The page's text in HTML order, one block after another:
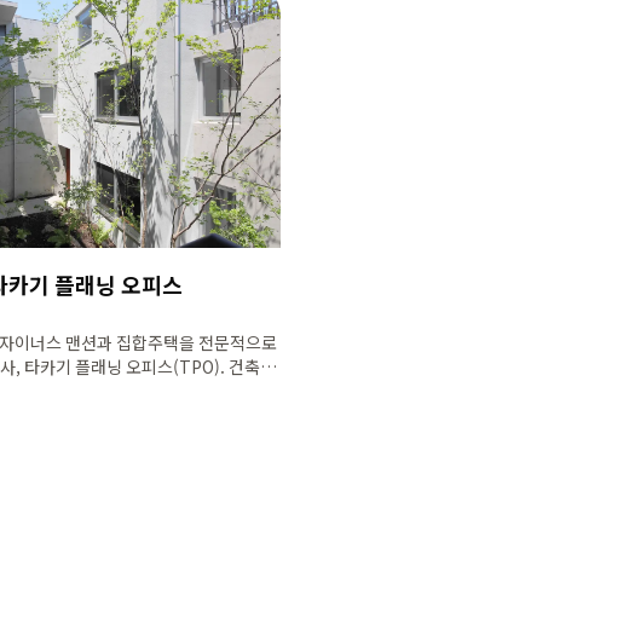
기 플래닝 오피스
이너스 맨션과 집합주택을 전문적으로
, 타카기 플래닝 오피스(TPO). 건축과
, 단순한 주거 공간을 넘어 사람